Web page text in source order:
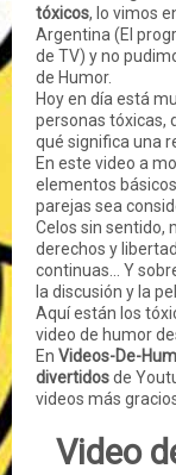
tóxicos, lo vimos
Argentina (El
de TV) y no
de Humor.
Hoy en día está
personas tóxicas,
qué significa una
En este video a
elementos
parejas sea
Celos sin sentido,
derechos y
continuas... Y
la discusión y la
Aquí están los
video de humor
En Videos-De-
divertidosde
videos más
Video